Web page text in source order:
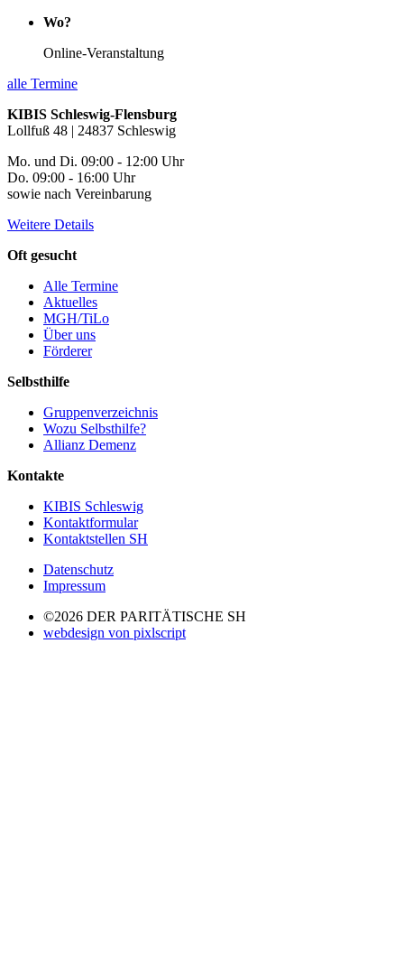
Wo?
Online-Veranstaltung
alle Termine
KIBIS Schleswig-Flensburg
Lollfuß 48 | 24837 Schleswig
Mo. und Di. 09:00 - 12:00 Uhr
Do. 09:00 - 16:00 Uhr
sowie nach Vereinbarung
Weitere Details
Oft gesucht
Alle Termine
Aktuelles
MGH/TiLo
Über uns
Förderer
Selbsthilfe
Gruppenverzeichnis
Wozu Selbsthilfe?
Allianz Demenz
Kontakte
KIBIS Schleswig
Kontaktformular
Kontaktstellen SH
Datenschutz
Impressum
©2026 DER PARITÄTISCHE SH
webdesign von pixlscript